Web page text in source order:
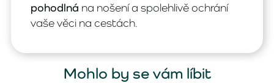
pohodlná na nošení a spolehlivě ochrání
vaše věci na cestách.
Mohlo by se vám líbit